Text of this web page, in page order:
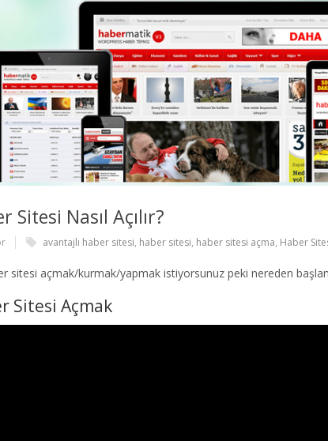
Sitesi Nasıl Açılır?
avantajlı haber sitesi, haber sitesi, haber sitesi açma, Haber
sitesi açmak/kurmak/yapmak istiyorsunuz peki nereden
Sitesi Açmak